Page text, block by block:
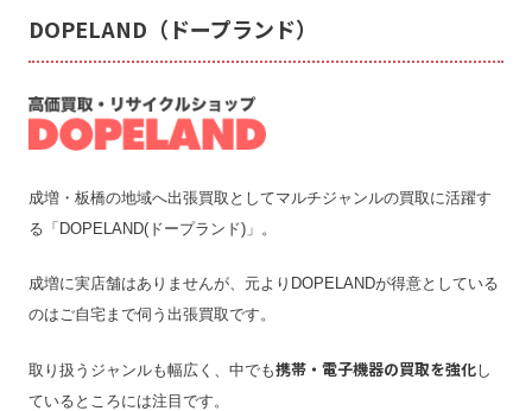
DOPELAND（ドープランド）
成増・板橋の地域へ出張買取としてマルチジャンルの買取に活躍す
る「DOPELAND(ドープランド)」。
成増に実店舗はありませんが、元よりDOPELANDが得意としている
のはご自宅まで伺う出張買取です。
取り扱うジャンルも幅広く、中でも携帯・電子機器の買取を強化し
ているところには注目です。